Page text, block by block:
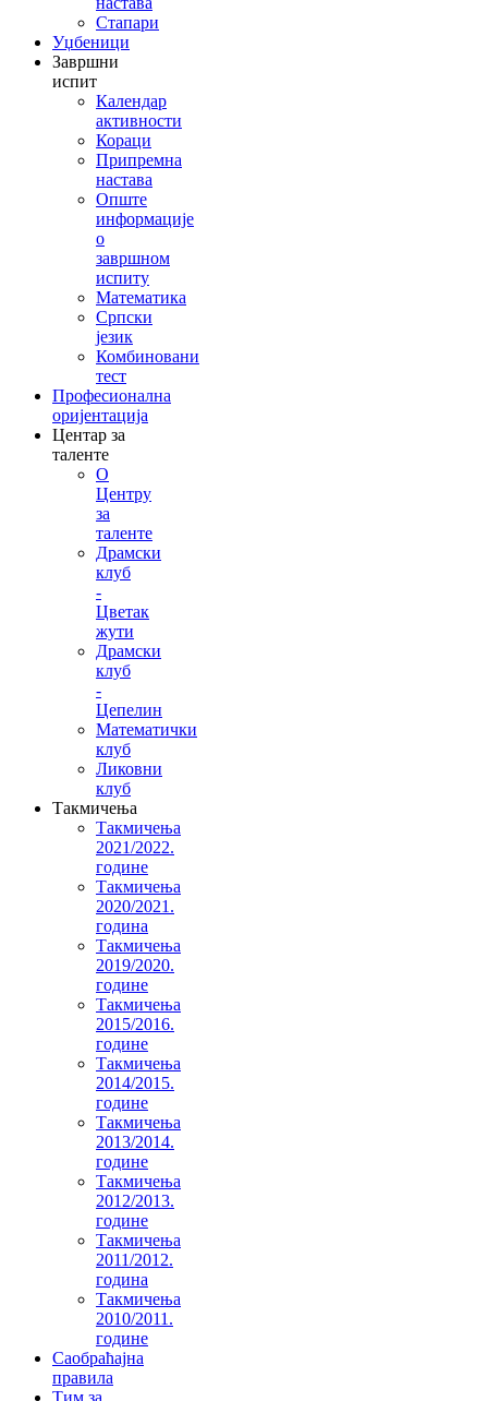
Стапари
Уџбеници
Завршни
испит
Календар
активности
Кораци
Припремна
настава
Опште
информације
о
завршном
испиту
Математика
Српски
језик
Комбиновани
тест
Професионална
оријентација
Центар за
таленте
О
Центру
за
таленте
Драмски
клуб
-
Цветак
жути
Драмски
клуб
-
Цепелин
Математички
клуб
Ликовни
клуб
Такмичења
Такмичења
2021/2022.
године
Такмичења
2020/2021.
година
Такмичења
2019/2020.
године
Такмичења
2015/2016.
године
Такмичења
2014/2015.
године
Такмичења
2013/2014.
године
Такмичења
2012/2013.
године
Такмичења
2011/2012.
година
Такмичења
2010/2011.
године
Саобраћајна
правила
Тим за